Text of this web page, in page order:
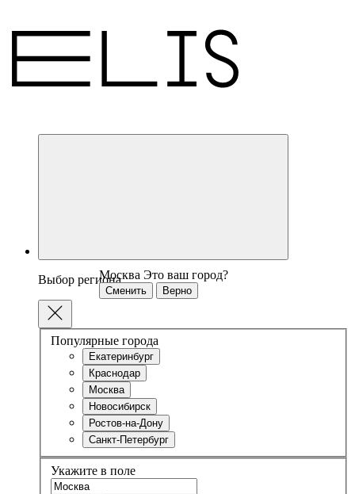
Выбор региона
Популярные города
Екатеринбург
Краснодар
Москва
Новосибирск
Ростов-на-Дону
Санкт-Петербург
Укажите в поле
Москва Это ваш город?
Сменить Верно